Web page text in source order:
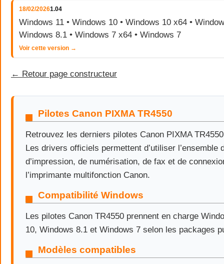
18/02/20261.04
Windows 11 • Windows 10 • Windows 10 x64 •
Windows 8.1 • Windows 7 x64 • Windows 7
Voir cette version →
← Retour page constructeur
Pilotes Canon PIXMA TR4550
Retrouvez les derniers pilotes Canon PIXMA
Les drivers officiels permettent d’utiliser l’ensemble
d’impression, de numérisation, de fax et de
l’imprimante multifonction Canon.
Compatibilité Windows
Les pilotes Canon TR4550 prennent en charge
10, Windows 8.1 et Windows 7 selon les packages
Modèles compatibles